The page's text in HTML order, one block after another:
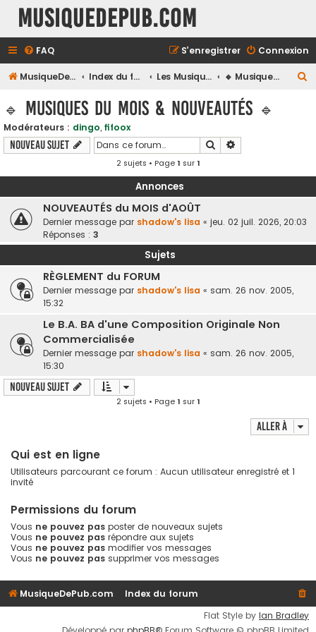
MusiqueDePub.com
FAQ Connexion
S’enregistrer
MusiqueDePub.com Index du forum Les Musiques De Pubs 🔹 Musiques du Mois & Nouveautés 🔹
🔹 Musiques du Mois & Nouveautés 🔹
Modérateurs : dingo, fifoox
Nouveau sujet Rechercher
2 sujets • Page1 sur1
Annonces
NOUVEAUTÉS du MOIS d'AOÛT
Dernier message par shadow's lisa « jeu. 02 juil. 2026, 20:03
Réponses : 3
Sujets
RÈGLEMENT du FORUM
Dernier message par shadow's lisa « sam. 26 nov. 2005,
15:32
Le B.A. BA d'une Composition Originale Non
Commercialisée
Dernier message par shadow's lisa « sam. 26 nov. 2005,
15:30
Nouveau sujet
2 sujets • Page1 sur1
Aller à
Qui est en ligne
Utilisateurs parcourant ce forum : Aucun utilisateur enregistré et 1
invité
Permissions du forum
Vous ne pouvez pas poster de nouveaux sujets
Vous ne pouvez pas répondre aux sujets
Vous ne pouvez pas modifier vos messages
Vous ne pouvez pas supprimer vos messages
MusiqueDePub.com
Index du forum
Flat Style by Ian Bradley